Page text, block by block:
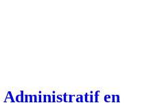
Administratif en